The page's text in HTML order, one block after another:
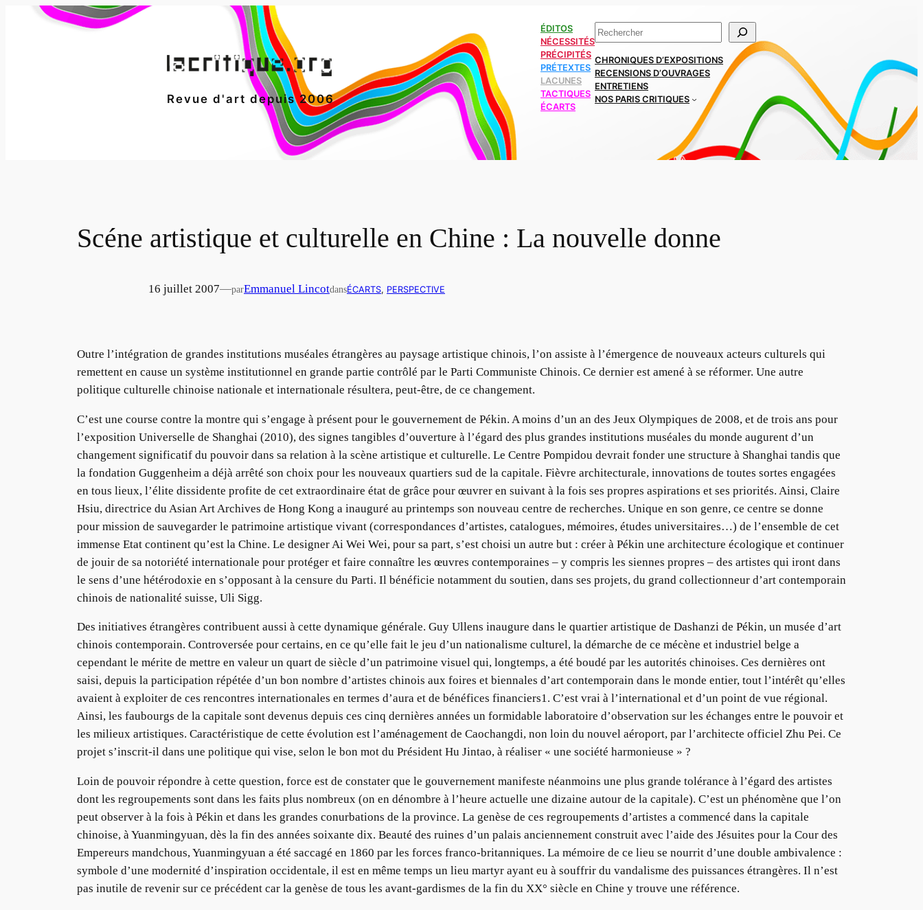
Revue d'art depuis 2006
ÉDITOS
NÉCESSITÉS
PRÉCIPITÉS
PRÉTEXTES
LACUNES
TACTIQUES
ÉCARTS
Rechercher
CHRONIQUES D’EXPOSITIONS
RECENSIONS D’OUVRAGES
ENTRETIENS
NOS PARIS CRITIQUES
Scéne artistique et culturelle en Chine : La nouvelle donne
16 juillet 2007—parEmmanuel LincotdansÉCARTS, PERSPECTIVE
Outre l’intégration de grandes institutions muséales étrangères au paysage artistique chinois, l’on assiste à l’émergence de nouveaux acteurs culturels qui
remettent en cause un système institutionnel en grande partie contrôlé par le Parti Communiste Chinois. Ce dernier est amené à se réformer. Une autre
politique culturelle chinoise nationale et internationale résultera, peut-être, de ce changement.
C’est une course contre la montre qui s’engage à présent pour le gouvernement de Pékin. A moins d’un an des Jeux Olympiques de 2008, et de trois ans pour
l’exposition Universelle de Shanghai (2010), des signes tangibles d’ouverture à l’égard des plus grandes institutions muséales du monde augurent d’un
changement significatif du pouvoir dans sa relation à la scène artistique et culturelle. Le Centre Pompidou devrait fonder une structure à Shanghai tandis que
la fondation Guggenheim a déjà arrêté son choix pour les nouveaux quartiers sud de la capitale. Fièvre architecturale, innovations de toutes sortes engagées
en tous lieux, l’élite dissidente profite de cet extraordinaire état de grâce pour œuvrer en suivant à la fois ses propres aspirations et ses priorités. Ainsi, Claire
Hsiu, directrice du Asian Art Archives de Hong Kong a inauguré au printemps son nouveau centre de recherches. Unique en son genre, ce centre se donne
pour mission de sauvegarder le patrimoine artistique vivant (correspondances d’artistes, catalogues, mémoires, études universitaires…) de l’ensemble de cet
immense Etat continent qu’est la Chine. Le designer Ai Wei Wei, pour sa part, s’est choisi un autre but : créer à Pékin une architecture écologique et continuer
de jouir de sa notoriété internationale pour protéger et faire connaître les œuvres contemporaines – y compris les siennes propres – des artistes qui iront dans
le sens d’une hétérodoxie en s’opposant à la censure du Parti. Il bénéficie notamment du soutien, dans ses projets, du grand collectionneur d’art contemporain
chinois de nationalité suisse, Uli Sigg.
Des initiatives étrangères contribuent aussi à cette dynamique générale. Guy Ullens inaugure dans le quartier artistique de Dashanzi de Pékin, un musée d’art
chinois contemporain. Controversée pour certains, en ce qu’elle fait le jeu d’un nationalisme culturel, la démarche de ce mécène et industriel belge a
cependant le mérite de mettre en valeur un quart de siècle d’un patrimoine visuel qui, longtemps, a été boudé par les autorités chinoises. Ces dernières ont
saisi, depuis la participation répétée d’un bon nombre d’artistes chinois aux foires et biennales d’art contemporain dans le monde entier, tout l’intérêt qu’elles
avaient à exploiter de ces rencontres internationales en termes d’aura et de bénéfices financiers1. C’est vrai à l’international et d’un point de vue régional.
Ainsi, les faubourgs de la capitale sont devenus depuis ces cinq dernières années un formidable laboratoire d’observation sur les échanges entre le pouvoir et
les milieux artistiques. Caractéristique de cette évolution est l’aménagement de Caochangdi, non loin du nouvel aéroport, par l’architecte officiel Zhu Pei. Ce
projet s’inscrit-il dans une politique qui vise, selon le bon mot du Président Hu Jintao, à réaliser « une société harmonieuse » ?
Loin de pouvoir répondre à cette question, force est de constater que le gouvernement manifeste néanmoins une plus grande tolérance à l’égard des artistes
dont les regroupements sont dans les faits plus nombreux (on en dénombre à l’heure actuelle une dizaine autour de la capitale). C’est un phénomène que l’on
peut observer à la fois à Pékin et dans les grandes conurbations de la province. La genèse de ces regroupements d’artistes a commencé dans la capitale
chinoise, à Yuanmingyuan, dès la fin des années soixante dix. Beauté des ruines d’un palais anciennement construit avec l’aide des Jésuites pour la Cour des
Empereurs mandchous, Yuanmingyuan a été saccagé en 1860 par les forces franco-britanniques. La mémoire de ce lieu se nourrit d’une double ambivalence :
symbole d’une modernité d’inspiration occidentale, il est en même temps un lieu martyr ayant eu à souffrir du vandalisme des puissances étrangères. Il n’est
pas inutile de revenir sur ce précédent car la genèse de tous les avant-gardismes de la fin du XX° siècle en Chine y trouve une référence.